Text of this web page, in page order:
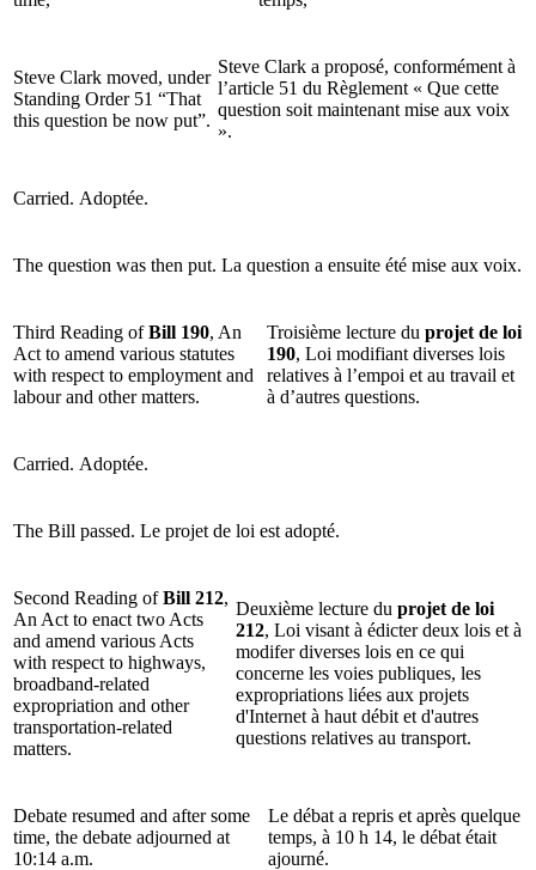
Steve Clark moved, under
Standing Order 51 “That
this question be now put”.
Steve Clark a proposé, conformément à
l’article 51 du Règlement « Que cette
question soit maintenant mise aux voix
».
Carried. Adoptée.
The question was then put. La question a ensuite été mise aux voix.
Third Reading ofBill 190, An
Act to amend various statutes
with respect to employment and
labour and other matters.
Troisième lecture du projet de loi
190, Loi modifiant diverses lois
relatives à l’empoi et au travail et
à d’autres questions.
Carried. Adoptée.
The Bill passed. Le projet de loi est adopté.
Second Reading ofBill 212,
An Act to enact two Acts
and amend various Acts
with respect to highways,
broadband-related
expropriation and other
transportation-related
matters.
Deuxième lecture du projet de loi
212, Loi visant à édicter deux lois et à
modifer diverses lois en ce qui
concerne les voies publiques, les
expropriations liées aux projets
d'Internet à haut débit et d'autres
questions relatives au transport.
Debate resumed and after some
time, the debate adjourned at
10:14 a.m.
Le débat a repris et après quelque
temps, à 10 h 14, le débat était
ajourné.